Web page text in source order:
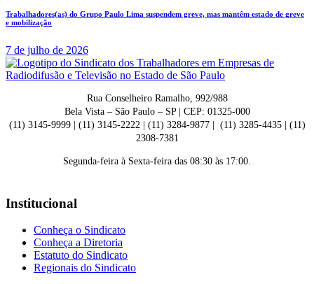
Trabalhadores(as) do Grupo Paulo Lima suspendem greve, mas mantêm estado de greve
e mobilização
7 de julho de 2026
Rua Conselheiro Ramalho, 992/988
Bela Vista – São Paulo – SP | CEP: 01325-000
(11) 3145-9999 | (11) 3145-2222 | (11) 3284-9877 | (11) 3285-4435 | (11)
2308-7381
Segunda-feira à Sexta-feira das 08:30 às 17:00.
Institucional
Conheça o Sindicato
Conheça a Diretoria
Estatuto do Sindicato
Regionais do Sindicato